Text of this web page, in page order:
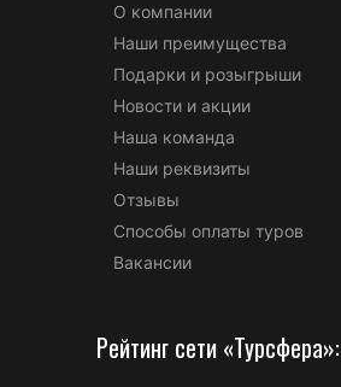
О компании
Наши преимущества
Подарки и розыгрыши
Новости и акции
Наша команда
Наши реквизиты
Отзывы
Способы оплаты туров
Вакансии
Рейтинг сети «Турсфера»: